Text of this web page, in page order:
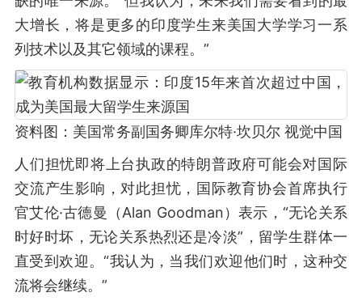
大增长，将是更多的印度学生来美国大学学习一系
列技术以及其它领域的课程。”
资料图：美国常务副国务卿库尔特·坎贝尔 视觉中国
人们担忧即将上台执政的特朗普政府可能会对国际
交流产生影响，对此担忧，国际教育协会首席执行
官艾伦·古德曼（Alan Goodman）表示，“无论关系
时好时坏，无论关系热烈还是冷淡”，留学生群体一
直受到欢迎。“我认为，当我们欢迎他们时，这种交
流将会继续。”